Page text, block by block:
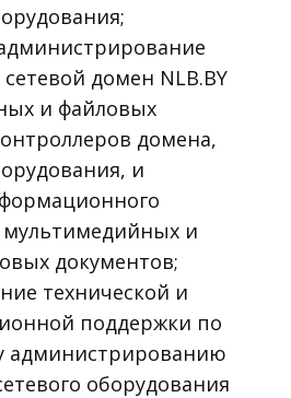
домен NLB.BY
и файловых
домена,
и
и
документов;
технической и
поддержки по
администрированию
оборудования